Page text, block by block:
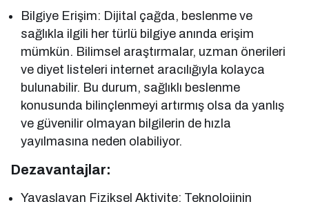
Bilgiye Erişim: Dijital çağda, beslenme ve
sağlıkla ilgili her türlü bilgiye anında erişim
mümkün. Bilimsel araştırmalar, uzman önerileri
ve diyet listeleri internet aracılığıyla kolayca
bulunabilir. Bu durum, sağlıklı beslenme
konusunda bilinçlenmeyi artırmış olsa da yanlış
ve güvenilir olmayan bilgilerin de hızla
yayılmasına neden olabiliyor.
Dezavantajlar:
Yavaşlayan Fiziksel Aktivite: Teknolojinin